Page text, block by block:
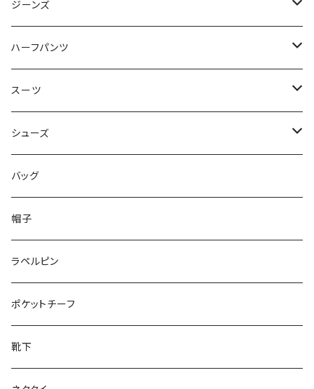
50/XL～
48/L
50/XL～
46/M
48/L
50/XL～
～44/S
46/M
48/L
50/XL～
ジーンズ
～44/S
46/M
48/L
50/XL～
ハーフパンツ
～44/S
46/M
48/L
50/XL～
スーツ
～44/S
46/M
48/L
50/XL～
シューズ
～25.5cm
26cm～
27cm～
28cm～
バッグ
帽子
ラペルピン
ポケットチーフ
靴下